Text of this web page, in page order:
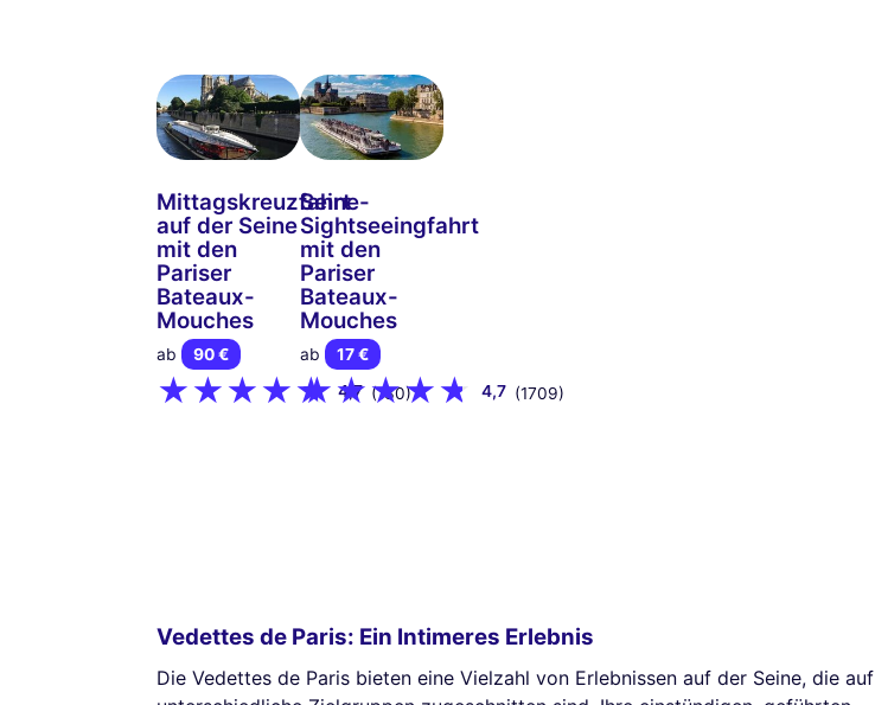
Mittagskreuzfahrt
auf der Seine
mit den
Pariser
Bateaux-
Mouches
ab
90 €
4,7 (130)
Seine-
Sightseeingfahrt
mit den
Pariser
Bateaux-
Mouches
ab
17 €
4,7 (1709)
Vedettes de Paris: Ein Intimeres Erlebnis
Die Vedettes de Paris bieten eine Vielzahl von Erlebnissen auf der Seine, die auf